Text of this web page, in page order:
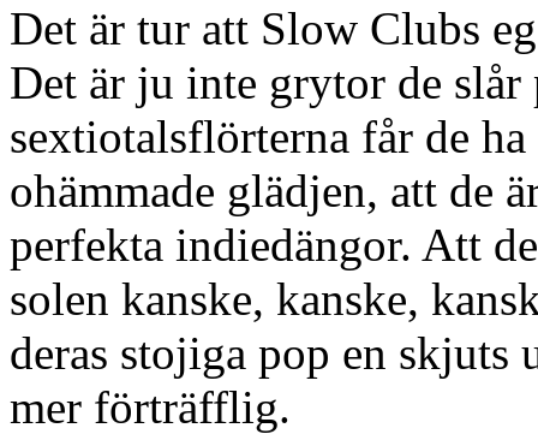
Det är tur att Slow Clubs
Det är ju inte grytor de slår
sextiotalsflörterna får de
ohämmade glädjen, att de
perfekta indiedängor. Att
solen kanske, kanske,
deras stojiga pop en skjuts
mer förträfflig.